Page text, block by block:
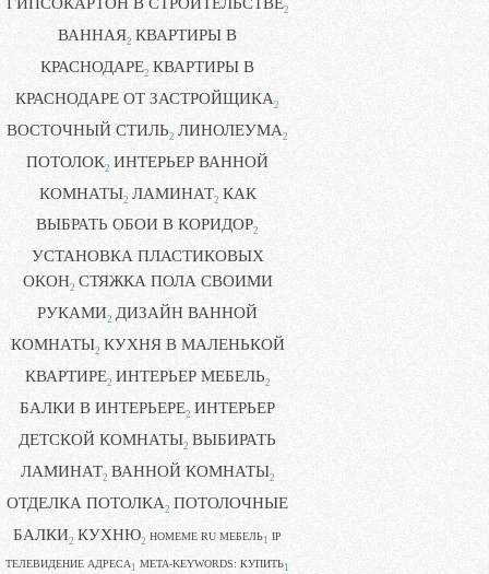
2
ВАННАЯ2 КВАРТИРЫ В
КРАСНОДАРЕ2 КВАРТИРЫ В
КРАСНОДАРЕ ОТ ЗАСТРОЙЩИКА2
ВОСТОЧНЫЙ СТИЛЬ2 ЛИНОЛЕУМА2
ПОТОЛОК2 ИНТЕРЬЕР ВАННОЙ
КОМНАТЫ2 ЛАМИНАТ2 КАК
ВЫБРАТЬ ОБОИ В КОРИДОР2
УСТАНОВКА ПЛАСТИКОВЫХ
ОКОН2 СТЯЖКА ПОЛА СВОИМИ
РУКАМИ2 ДИЗАЙН ВАННОЙ
КОМНАТЫ2 КУХНЯ В МАЛЕНЬКОЙ
КВАРТИРЕ2 ИНТЕРЬЕР МЕБЕЛЬ2
БАЛКИ В ИНТЕРЬЕРЕ2 ИНТЕРЬЕР
ДЕТСКОЙ КОМНАТЫ2 ВЫБИРАТЬ
ЛАМИНАТ2 ВАННОЙ КОМНАТЫ2
ОТДЕЛКА ПОТОЛКА2 ПОТОЛОЧНЫЕ
БАЛКИ2 КУХНЮ2 HOMEME RU МЕБЕЛЬ1 IP
ТЕЛЕВИДЕНИЕ АДРЕСА1 META-KEYWORDS: КУПИТЬ1